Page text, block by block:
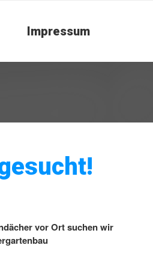
Impressum
vor Ort suchen wir